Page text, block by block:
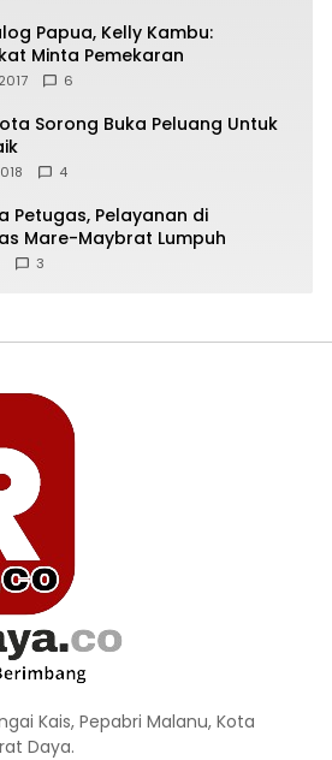
Papua, Kelly Kambu:
Minta Pemekaran
6
Sorong Buka Peluang Untuk
4
Petugas, Pelayanan di
Mare-Maybrat Lumpuh
3
Kais, Pepabri Malanu, Kota
Daya.